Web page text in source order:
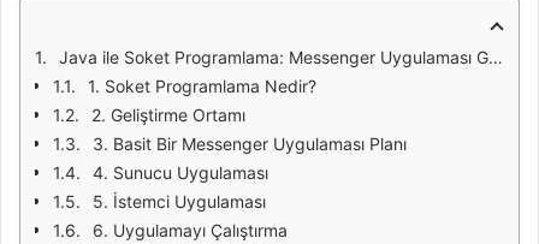
Java ile Soket Programlama: Messenger Uygulaması Geliştirme Rehberi
1. Soket Programlama Nedir?
2. Geliştirme Ortamı
3. Basit Bir Messenger Uygulaması Planı
4. Sunucu Uygulaması
5. İstemci Uygulaması
6. Uygulamayı Çalıştırma